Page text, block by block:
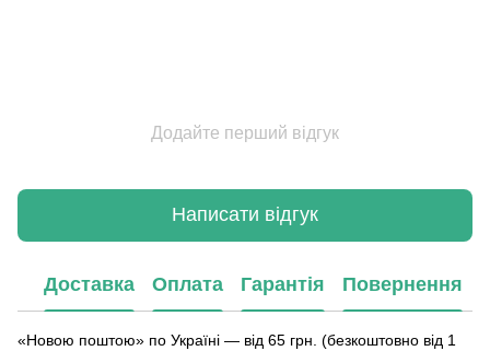
Додайте перший відгук
Написати відгук
Доставка Оплата Гарантія Повернення
«Новою поштою» по Україні — від 65 грн. (безкоштовно від 1